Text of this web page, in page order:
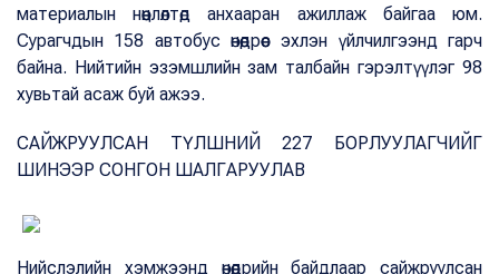
материалын нөөцлөлтөд анхааран ажиллаж байгаа юм.
Сурагчдын 158 автобус өнөөдрөөс эхлэн үйлчилгээнд гарч
байна. Нийтийн эзэмшлийн зам талбайн гэрэлтүүлэг 98
хувьтай асаж буй ажээ.
САЙЖРУУЛСАН ТҮЛШНИЙ 227 БОРЛУУЛАГЧИЙГ
ШИНЭЭР СОНГОН ШАЛГАРУУЛАВ
Нийслэлийн хэмжээнд өнөөдрийн байдлаар сайжруулсан